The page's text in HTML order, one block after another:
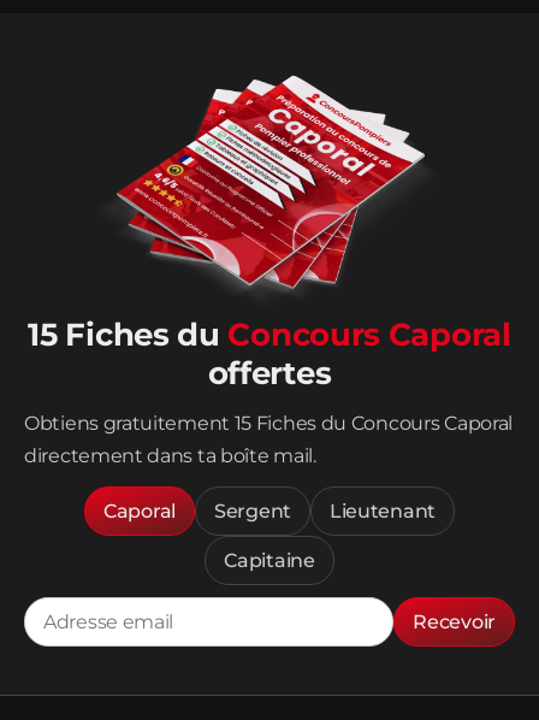
15 Fiches du Concours Caporal
offertes
Obtiens gratuitement 15 Fiches du Concours Caporal
directement dans ta boîte mail.
Caporal Sergent Lieutenant
Capitaine
Recevoir